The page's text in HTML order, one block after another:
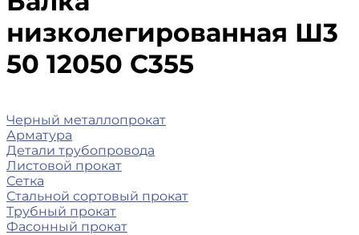
низколегированная Ш3
50 12050 С355
Черный металлопрокат
Арматура
Детали трубопровода
Листовой прокат
Сетка
Стальной сортовый прокат
Трубный прокат
Фасонный прокат